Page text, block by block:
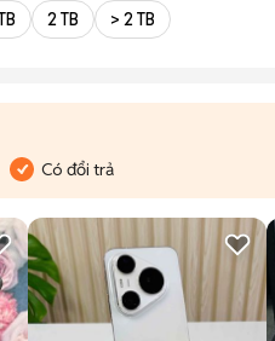
2 TB > 2 TB
Có đổi trả